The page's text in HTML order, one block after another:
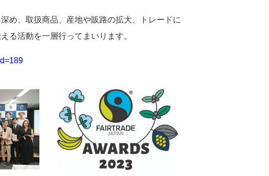
め、取扱商品、産地や販路の拡大、トレードに
る活動を一層行ってまいります。